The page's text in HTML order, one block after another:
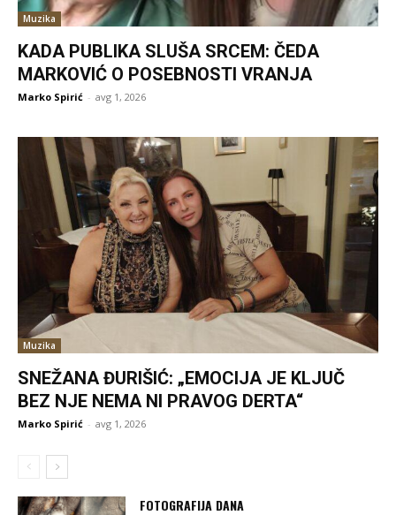
Muzika
KADA PUBLIKA SLUŠA SRCEM: ČEDA
MARKOVIĆ O POSEBNOSTI VRANJA
Marko Spirić - avg 1, 2026
Muzika
SNEŽANA ĐURIŠIĆ: „EMOCIJA JE KLJUČ
BEZ NJE NEMA NI PRAVOG DERTA“
Marko Spirić - avg 1, 2026
FOTOGRAFIJA DANA